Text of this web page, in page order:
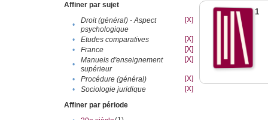
Affiner par sujet
•
Droit (général) - Aspect
psychologique
[X]
• Etudes comparatives
[X]
•
France
[X]
•
Manuels d'enseignement
supérieur
[X]
• Procédure (général)
[X]
•
Sociologie juridique
[X]
Affiner par période
1